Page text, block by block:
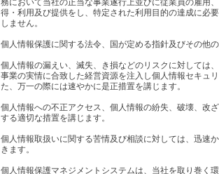
務において当社の正当な事業遂行上並びに従業員の雇用
得・利用及び提供をし、特定された利用目的の達成に必
しません。
個人情報保護に関する法令、国が定める指針及びその他
個人情報の漏えい、滅失、き損などのリスクに対しては
事業の実情に合致した経営資源を注入し個人情報セキュ
た、万一の際には速やかに是正措置を講じます。
個人情報への不正アクセス、個人情報の紛失、破壊、改
する適切な措置を講じます。
個人情報取扱いに関する苦情及び相談に対しては、迅速
きます。
個人情報保護マネジメントシステムは、当社を取り巻く